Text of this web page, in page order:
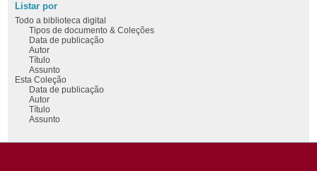
Listar por
Todo a biblioteca digital
Tipos de documento & Coleções
Data de publicação
Autor
Título
Assunto
Esta Coleção
Data de publicação
Autor
Título
Assunto